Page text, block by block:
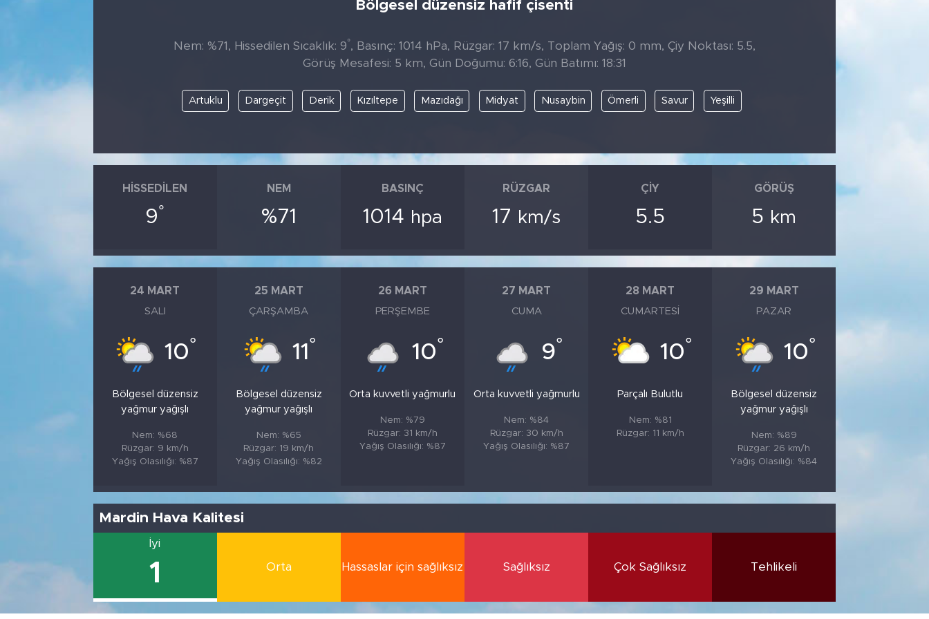
Bölgesel düzensiz hafif çisenti
Nem: %71, Hissedilen Sıcaklık: 9°, Basınç: 1014 hPa, Rüzgar: 17 km/s, Toplam Yağış: 0 mm, Çiy Noktası: 5.5,
Görüş Mesafesi: 5 km, Gün Doğumu: 6:16, Gün Batımı: 18:31
Artuklu Dargeçit Derik Kızıltepe Mazıdağı Midyat Nusaybin Ömerli Savur Yeşilli
HISSEDILEN
9°
NEM
%71
BASINÇ
1014 hpa
RÜZGAR
17 km/s
ÇIY
5.5
GÖRÜŞ
5 km
24 MART
SALI
10°
Bölgesel düzensiz
yağmur yağışlı
Nem: %68
Rüzgar: 9 km/h
Yağış Olasılığı: %87
25 MART
ÇARŞAMBA
11 °
Bölgesel düzensiz
yağmur yağışlı
Nem: %65
Rüzgar: 19 km/h
Yağış Olasılığı: %82
26 MART
PERŞEMBE
10°
Orta kuvvetli yağmurlu
Nem: %79
Rüzgar: 31 km/h
Yağış Olasılığı: %87
27 MART
CUMA
9°
Orta kuvvetli yağmurlu
Nem: %84
Rüzgar: 30 km/h
Yağış Olasılığı: %87
28 MART
CUMARTESI
10°
Parçalı Bulutlu
Nem: %81
Rüzgar: 11 km/h
29 MART
PAZAR
10°
Bölgesel düzensiz
yağmur yağışlı
Nem: %89
Rüzgar: 26 km/h
Yağış Olasılığı: %84
Mardin Hava Kalitesi
İyi
1 Orta Hassaslar için sağlıksız Sağlıksız Çok Sağlıksız Tehlikeli
Söyleşi
Teknoloji